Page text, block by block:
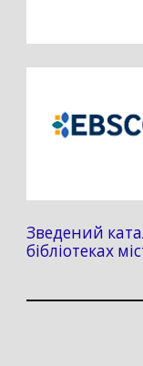
Зведений
бібліотеках